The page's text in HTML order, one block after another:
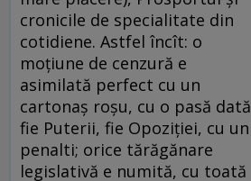
cronicile de specialitate din
cotidiene. Astfel încît: o
moţiune de cenzură e
asimilată perfect cu un
cartonaş roşu, cu o pasă dată
fie Puterii, fie Opoziţiei, cu un
penalti; orice tărăgănare
legislativă e numită, cu toată